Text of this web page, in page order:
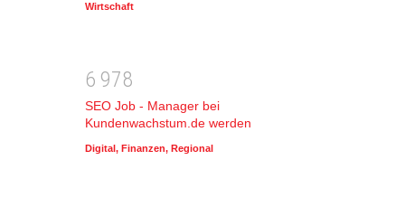
Wirtschaft
6 978
SEO Job - Manager bei
Kundenwachstum.de werden
Digital, Finanzen, Regional